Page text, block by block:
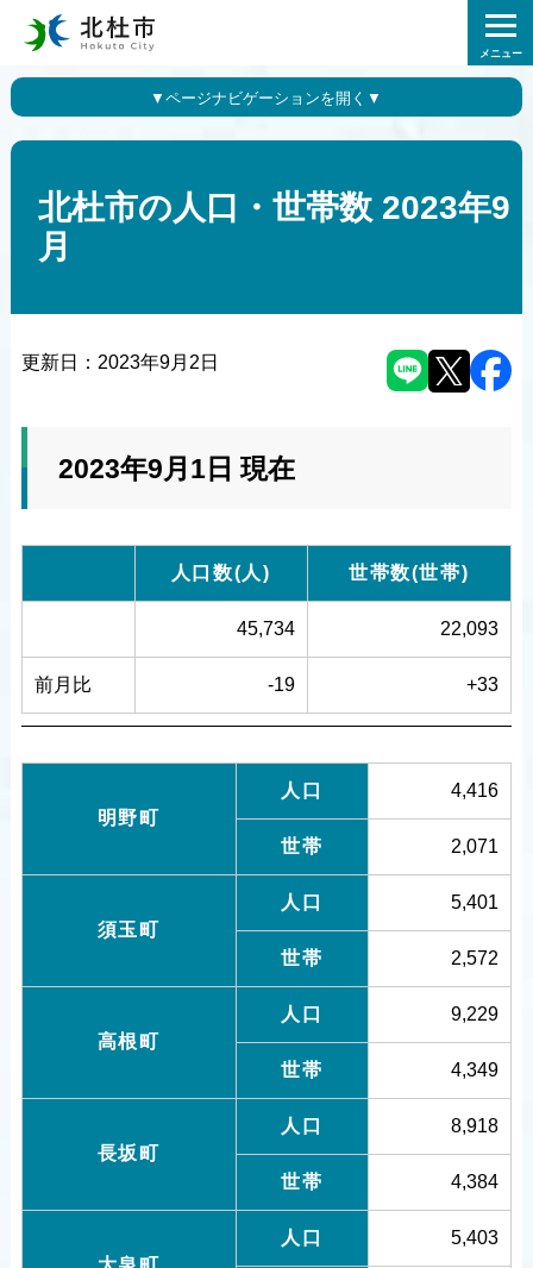
メニュー
北杜市の人口・世帯数 2023年9
月
更新日： 2023年9月2日
2023年9月1日 現在
人口数(人) 世帯数(世帯)
45,734 22,093
前月比 -19 +33
明野町
人口 4,416
世帯 2,071
須玉町
人口 5,401
世帯 2,572
高根町
人口 9,229
世帯 4,349
長坂町
人口 8,918
世帯 4,384
人口 5,403